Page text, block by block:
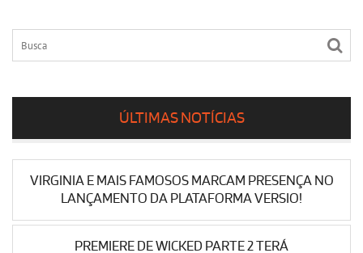
ÚLTIMAS NOTÍCIAS
VIRGINIA E MAIS FAMOSOS MARCAM PRESENÇA NO
LANÇAMENTO DA PLATAFORMA VERSIO!
PREMIERE DE WICKED PARTE 2 TERÁ